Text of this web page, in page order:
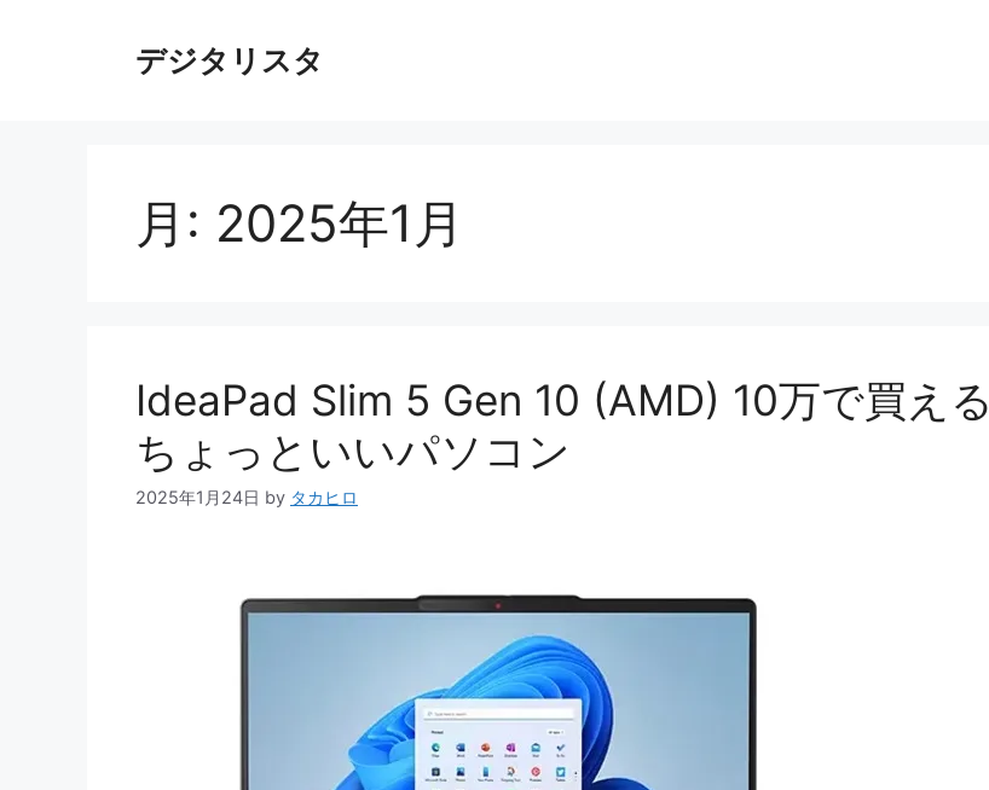
デジタリスタ
月: 2025年1月
IdeaPad Slim 5 Gen 10 (AMD) 10万で買える
ちょっといいパソコン
2025年1月24日 by タカヒロ